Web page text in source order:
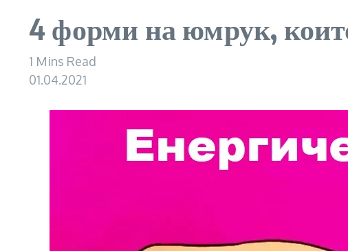
4 форми на юмрук,
1 Mins Read
01.04.2021